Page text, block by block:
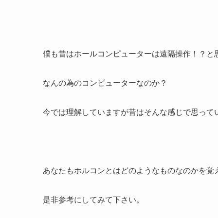
僕も昔はホールコンピューターは遠隔操作！？と
なんの為のコンピューターなのか？
今では理解していますが昔はそんな感じで思って
あなたもホルコンとはどのようなものなのかを
是非参考にしてみて下さい。